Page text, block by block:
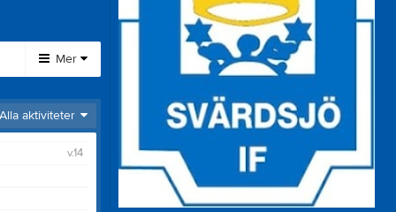
Mer
Huvudmeny
Fotbollsskola 2026
Sponsorer
Dokument
aktiviteter
v.14